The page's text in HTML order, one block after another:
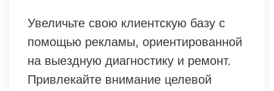
Увеличьте свою клиентскую базу с
помощью рекламы, ориентированной
на выездную диагностику и ремонт.
Привлекайте внимание целевой